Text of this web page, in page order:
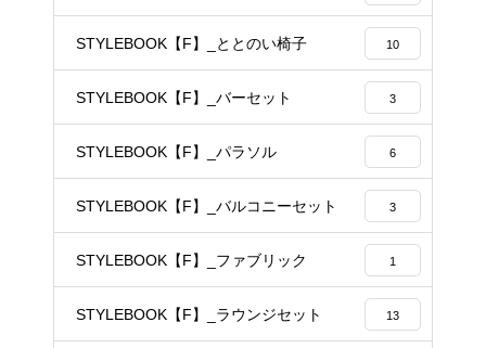
STYLEBOOK【F】_ととのい椅子 10
STYLEBOOK【F】_バーセット 3
STYLEBOOK【F】_パラソル 6
STYLEBOOK【F】_バルコニーセット 3
STYLEBOOK【F】_ファブリック 1
STYLEBOOK【F】_ラウンジセット 13